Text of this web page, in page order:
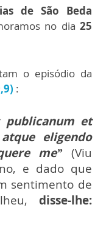
de São Beda
no dia 25
o episódio da
:
publicanum et
eligendo
me” (Viu
e dado que
sentimento de
disse-lhe: